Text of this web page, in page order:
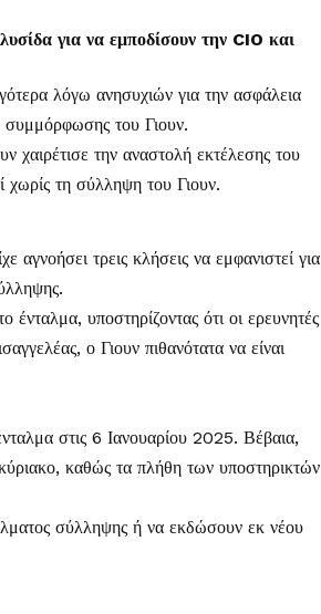
για να εμποδίσουν την CIO και
λόγω ανησυχιών για την ασφάλεια
συμμόρφωσης του Γιουν.
χαιρέτισε την αναστολή εκτέλεσης του
χωρίς τη σύλληψη του Γιουν.
αγνοήσει τρεις κλήσεις να εμφανιστεί για
υποστηρίζοντας ότι οι ερευνητές
ο Γιουν πιθανότατα να είναι
στις 6 Ιανουαρίου 2025. Βέβαια,
καθώς τα πλήθη των υποστηρικτών
σύλληψης ή να εκδώσουν εκ νέου